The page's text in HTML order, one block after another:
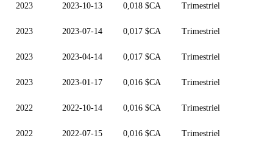
2023 2023-10-13 0,018 $CA Trimestriel
2023 2023-07-14 0,017 $CA Trimestriel
2023 2023-04-14 0,017 $CA Trimestriel
2023 2023-01-17 0,016 $CA Trimestriel
2022 2022-10-14 0,016 $CA Trimestriel
2022 2022-07-15 0,016 $CA Trimestriel